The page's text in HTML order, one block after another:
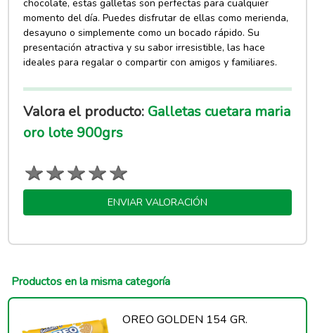
chocolate, estas galletas son perfectas para cualquier
momento del día. Puedes disfrutar de ellas como merienda,
desayuno o simplemente como un bocado rápido. Su
presentación atractiva y su sabor irresistible, las hace
ideales para regalar o compartir con amigos y familiares.
Valora el producto: Galletas cuetara maria
oro lote 900grs
ENVIAR VALORACIÓN
Productos en la misma categoría
OREO GOLDEN 154 GR.